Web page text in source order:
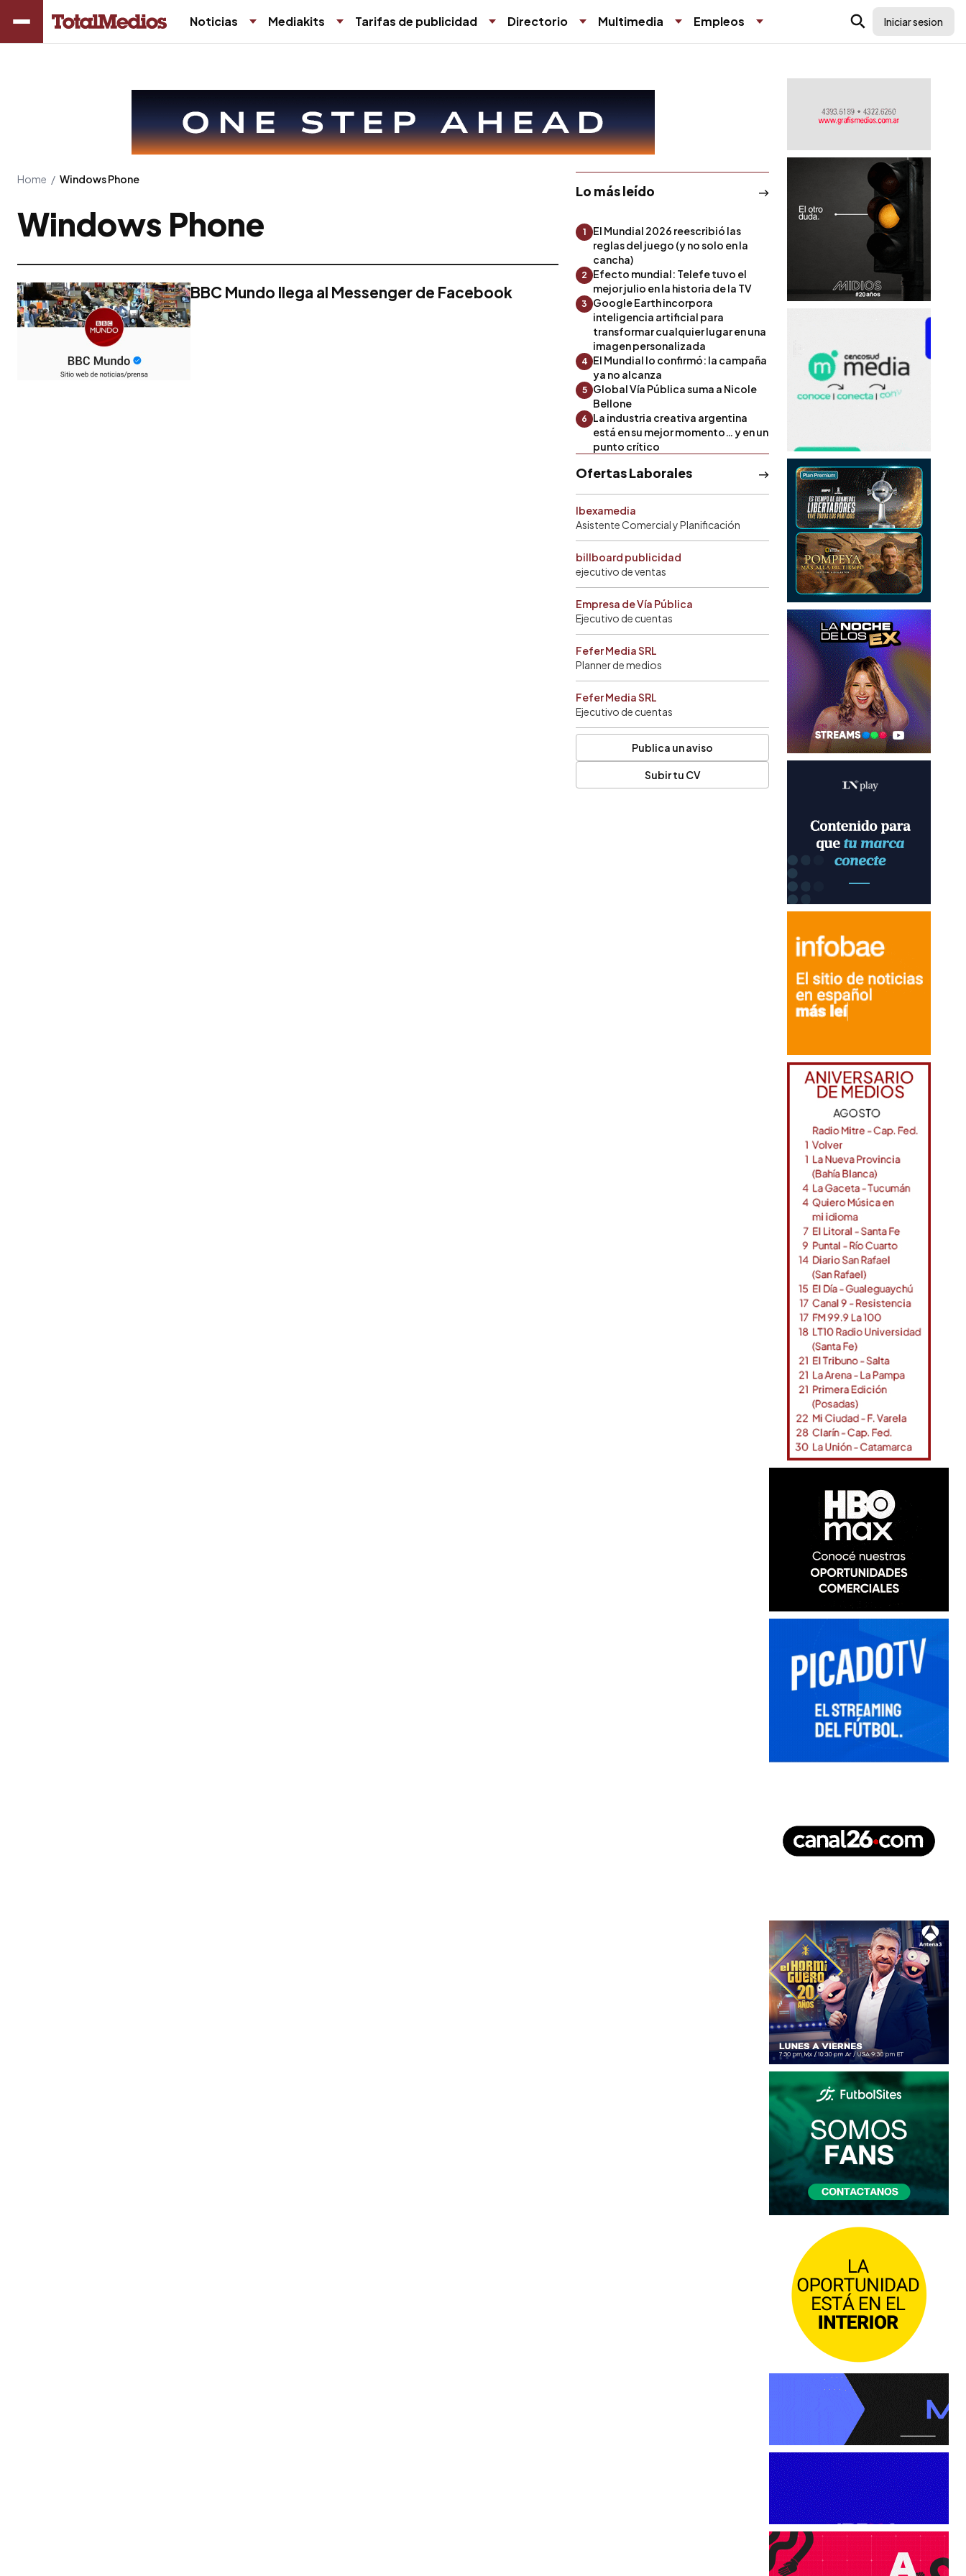
Noticias Mediakits Tarifas de publicidad Directorio Multimedia Empleos Iniciar sesion
Home / Windows Phone
Windows Phone
BBC Mundo llega al Messenger de Facebook
Lo más leído
1
El Mundial 2026 reescribió las
reglas del juego (y no solo en la
cancha)
2
Efecto mundial: Telefe tuvo el
mejor julio en la historia de la TV
3
Google Earth incorpora
inteligencia artificial para
transformar cualquier lugar en una
imagen personalizada
4 El Mundial lo confirmó: la campaña
ya no alcanza
5
Global Vía Pública suma a Nicole
Bellone
6
La industria creativa argentina
está en su mejor momento… y en un
punto crítico
Ofertas Laborales
Ibexamedia
Asistente Comercial y Planificación
billboard publicidad
ejecutivo de ventas
Empresa de Vía Pública
Ejecutivo de cuentas
Fefer Media SRL
Planner de medios
Fefer Media SRL
Ejecutivo de cuentas
Publica un aviso
Subir tu CV